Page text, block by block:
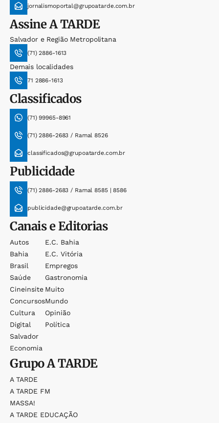
jornalismoportal@grupoatarde.com.br
AssineA TARDE
Salvador e Região Metropolitana
(71) 2886-1613
Demais localidades
71 2886-1613
Classificados
(71) 99965-8961
(71) 2886-2683 / Ramal 8526
classificados@grupoatarde.com.br
Publicidade
(71) 2886-2683 / Ramal 8585 | 8586
publicidade@grupoatarde.com.br
Canais e Editorias
Autos
Bahia
Brasil
Saúde
Cineinsite
Concursos
Cultura
Digital
Salvador
Economia
E.c. Bahia
E.c. Vitória
Empregos
Gastronomia
Muito
Mundo
Opinião
Política
GrupoA TARDE
A TARDE
A TARDE FM
MASSA!
A TARDE EDUCAÇÃO